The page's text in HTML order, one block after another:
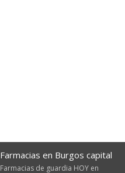
Farmacias en Burgos capital
Farmacias de guardia HOY en